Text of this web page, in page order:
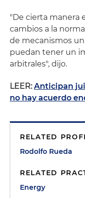
"De cierta manera
cambios a la
de mecanismos
puedan tener un
arbitrales", dijo.
LEER: Anticipan
no hay acuerdo
RELATED
Rodolfo Rueda
RELATED
Energy